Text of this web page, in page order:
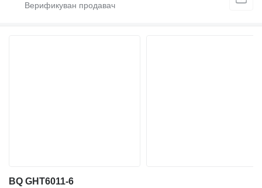
BQ GHT6011-6